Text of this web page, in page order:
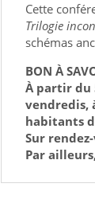
Cette
Trilogie
schémas
BON À
À partir du
vendredis,
habitants
Sur
Par